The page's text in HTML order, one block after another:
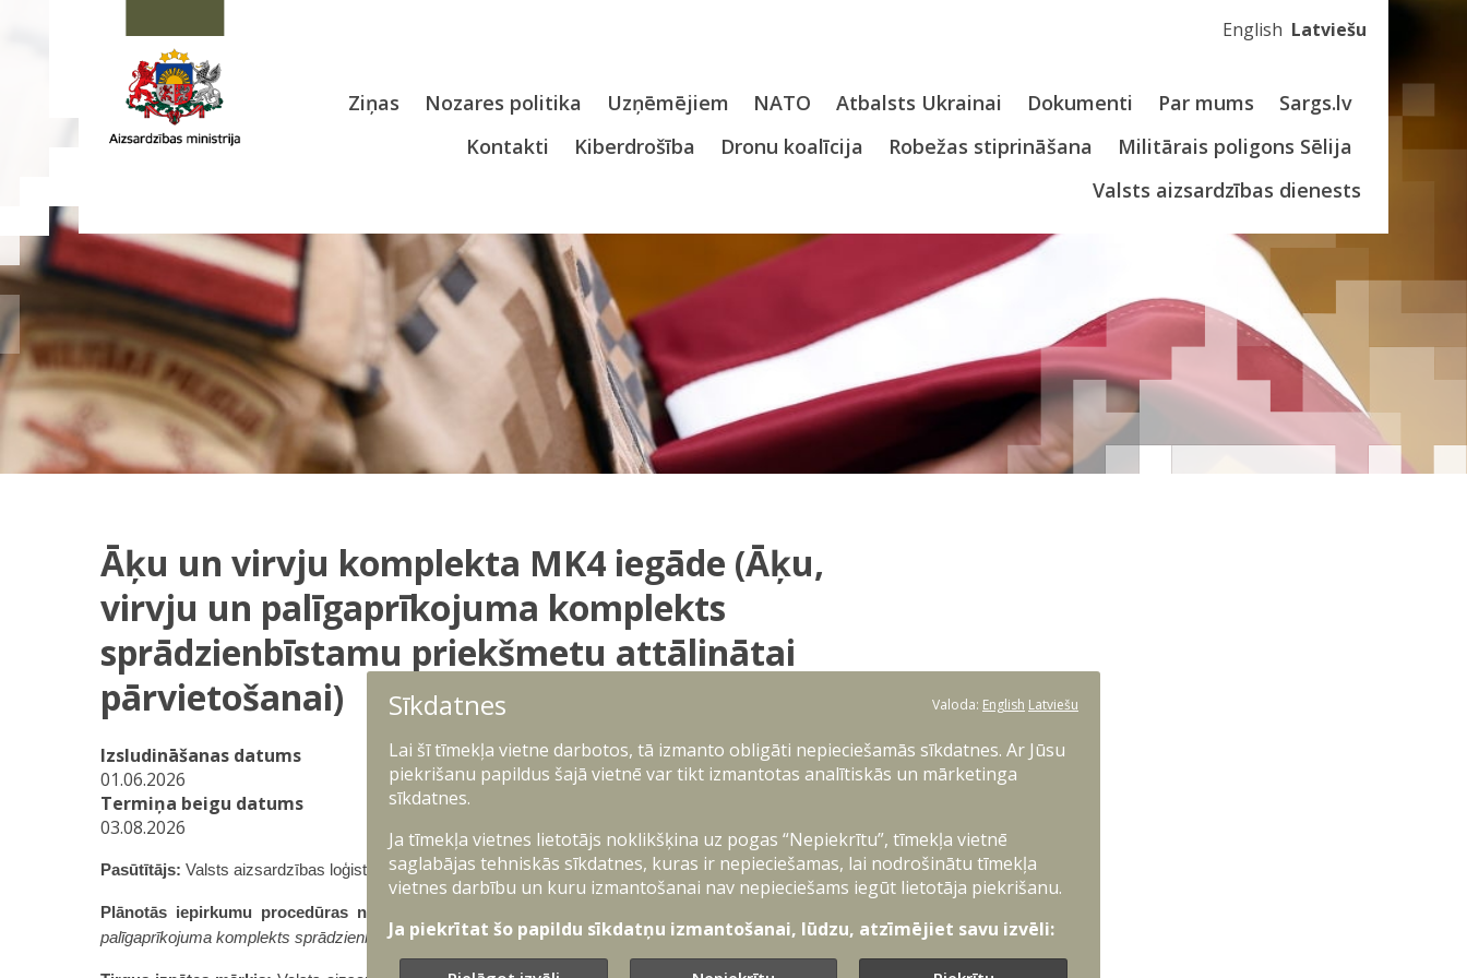
English Latviešu
Ziņas Nozares politika Uzņēmējiem NATO Atbalsts Ukrainai Dokumenti Par mums
Sargs.lv
Kontakti
Kiberdrošība Dronu koalīcija Robežas stiprināšana
Militārais poligons Sēlija
Valsts aizsardzības dienests
Āķu un virvju komplekta MK4 iegāde (Āķu,
virvju un palīgaprīkojuma komplekts
sprādzienbīstamu priekšmetu attālinātai
pārvietošanai)
Izsludināšanas datums
01.06.2026
Termiņa beigu datums
03.08.2026
Pasūtītājs: Valsts aizsardzības loģistikas un iepirkumu centrs
Plānotās iepirkumu procedūras nosaukums:
palīgaprīkojuma komplekts sprādzienbīstamu priekšmetu attālinātai pārvietošanai)
Sīkdatnes Valoda: English Latviešu
Lai šī tīmekļa vietne darbotos, tā izmanto obligāti nepieciešamās sīkdatnes. Ar Jūsu
piekrišanu papildus šajā vietnē var tikt izmantotas analītiskās un mārketinga
sīkdatnes.
Ja tīmekļa vietnes lietotājs noklikšķina uz pogas “Nepiekrītu”, tīmekļa vietnē
saglabājas tehniskās sīkdatnes, kuras ir nepieciešamas, lai nodrošinātu tīmekļa
vietnes darbību un kuru izmantošanai nav nepieciešams iegūt lietotāja piekrišanu.
Ja piekrītat šo papildu sīkdatņu izmantošanai, lūdzu, atzīmējiet savu izvēli: